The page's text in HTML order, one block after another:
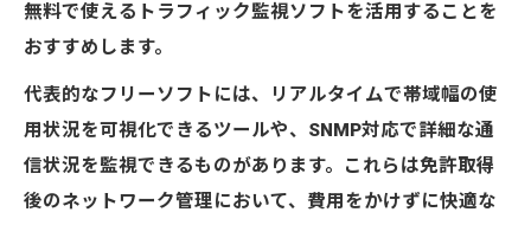
無料で使えるトラフィック監視ソフトを活用することを
おすすめします。
代表的なフリーソフトには、リアルタイムで帯域幅の使
用状況を可視化できるツールや、SNMP対応で詳細な通
信状況を監視できるものがあります。これらは免許取得
後のネットワーク管理において、費用をかけずに快適な